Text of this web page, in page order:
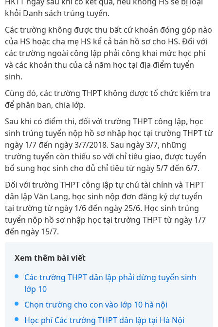
khỏi Danh sách trúng tuyển.
Các trường không được thu bất cứ khoản đóng góp nào
của HS hoặc cha mẹ HS kể cả bán hồ sơ cho HS. Đối với
các trường ngoài công lập phải công khai mức học phí
và các khoản thu của cả năm học tại địa điểm tuyển
sinh.
Cùng đó, các trường THPT không được tổ chức kiểm tra
để phân ban, chia lớp.
Sau khi có điểm thi, đối với trường THPT công lập, học
sinh trúng tuyển nộp hồ sơ nhập học tại trường THPT từ
ngày 1/7 đến ngày 3/7/2018. Sau ngày 3/7, những
trường tuyển còn thiếu so với chỉ tiêu giao, được tuyển
bổ sung học sinh cho đủ chỉ tiêu từ ngày 5/7 đến 6/7.
Đối với trường THPT công lập tự chủ tài chính và THPT
dân lập Văn Lang, học sinh nộp đơn đăng ký dự tuyển
tại trường từ ngày 1/6 đến ngày 25/6. Học sinh trúng
tuyển nộp hồ sơ nhập học tại trường THPT từ ngày 1/7
đến ngày 15/7.
Xem thêm bài viết
Các trường THPT dân lập phải dừng tuyển sinh
lớp 10
Chọn trường cho con vào lớp 10 hà nội
Học phí Các trường THPT dân lập tại Hà Nội